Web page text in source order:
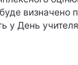
визначено
y День